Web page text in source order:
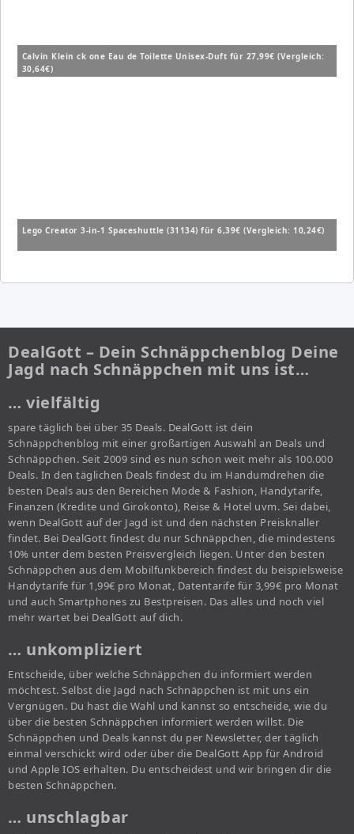
Calvin Klein ck one Eau de Toilette Unisex-Duft für 27,99€ (Vergleich:
30,64€)
Lego Creator 3-in-1 Spaceshuttle (31134) für 6,39€ (Vergleich: 10,24€)
DealGott – Dein Schnäppchenblog Deine
Jagd nach Schnäppchen mit uns ist…
… vielfältig
spare täglich bei über 35 Deals. DealGott ist dein
Schnäppchenblog mit einer großartigen Auswahl an Deals und
Schnäppchen. Seit 2009 sind es nun schon weit mehr als 100.000
Deals. In den täglichen Deals findest du im Handumdrehen die
besten Deals aus den Bereichen Mode & Fashion, Handytarife,
Finanzen (Kredite und Girokonto), Reise & Hotel uvm. Sei dabei,
wenn DealGott auf der Jagd ist und den nächsten Preisknaller
findet. Bei DealGott findest du nur Schnäppchen, die mindestens
10% unter dem besten Preisvergleich liegen. Unter den besten
Schnäppchen aus dem Mobilfunkbereich findest du beispielsweise
Handytarife für 1,99€ pro Monat, Datentarife für 3,99€ pro Monat
und auch Smartphones zu Bestpreisen. Das alles und noch viel
mehr wartet bei DealGott auf dich.
… unkompliziert
Entscheide, über welche Schnäppchen du informiert werden
möchtest. Selbst die Jagd nach Schnäppchen ist mit uns ein
Vergnügen. Du hast die Wahl und kannst so entscheide, wie du
über die besten Schnäppchen informiert werden willst. Die
Schnäppchen und Deals kannst du per Newsletter, der täglich
einmal verschickt wird oder über die DealGott App für Android
und Apple IOS erhalten. Du entscheidest und wir bringen dir die
besten Schnäppchen.
… unschlagbar